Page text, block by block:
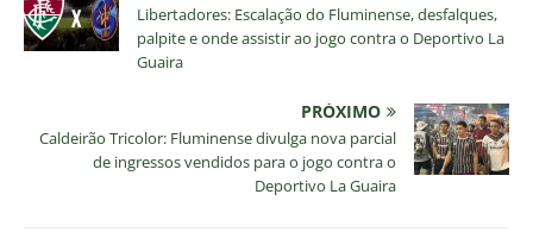
Libertadores: Escalação do Fluminense, desfalques,
palpite e onde assistir ao jogo contra o Deportivo La
Guaira
PRÓXIMO
Caldeirão Tricolor: Fluminense divulga nova parcial
de ingressos vendidos para o jogo contra o
Deportivo La Guaira